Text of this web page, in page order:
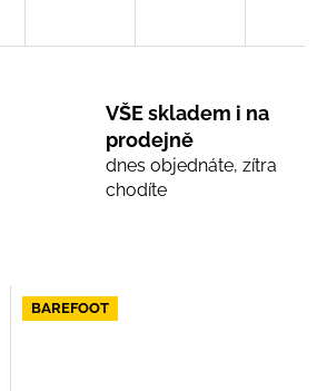
VŠE skladem i na
prodejně
dnes objednáte, zítra
chodíte
BAREFOOT